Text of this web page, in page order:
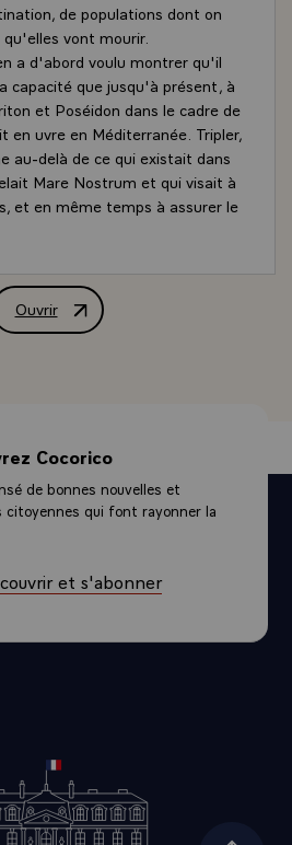
de populations dont on
vont mourir.
a d'abord voulu montrer qu'il
capacité que jusqu'à présent, à
et Poséidon dans le cadre de
en uvre en Méditerranée. Tripler,
au-delà de ce qui existait dans
Mare Nostrum et qui visait à
et en même temps à assurer le
au Conseil européen que nous
d'experts mis à la disposition de
donc de l'opération - et un
mer. D'autres pays ont
ce qui permettra de
mais aussi des moyens
également à disposition de
surveillance.
rappelé, un objectif
des navires puissent
et donc sauver des vies
dissuader, autant qu'il est
pour que les trafiquants
la mettre en uvre, dans le cadre
sera de présenter toutes les
les embarcations qui sont
puissent être annihilés,
Ouvrir
Déclaration de M. François Hollande,
Cocorico
de bonnes nouvelles et
citoyennes qui font rayonner la
et s'abonner